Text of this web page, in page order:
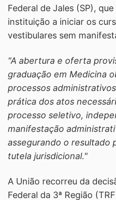
Federal de Jales (SP),
instituição a iniciar os
vestibulares sem
"A abertura e oferta
graduação em Medicina
processos
prática dos atos
processo seletivo,
manifestação
assegurando o resultado
tutela jurisdicional."
A União recorreu da
Federal da 3ª Região